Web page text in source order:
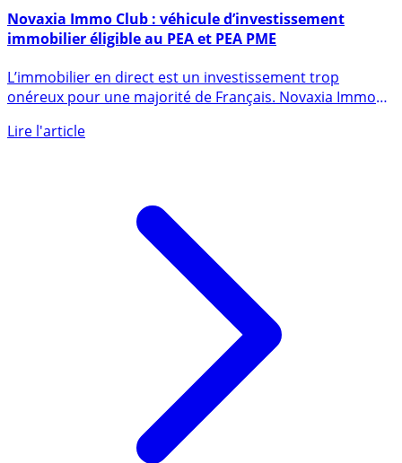
22 janvier 2014
immobilier éligible au PEA et PEA PME
onéreux pour une majorité de Français. Novaxia Immo